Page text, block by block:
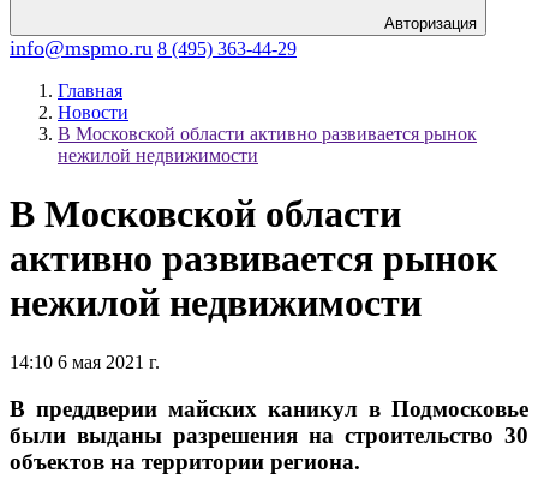
Авторизация
info@mspmo.ru 8 (495) 363-44-29
Главная
Новости
В Московской области активно развивается рынок
нежилой недвижимости
В Московской области
активно развивается рынок
нежилой недвижимости
14:10 6 мая 2021 г.
В преддверии майских каникул в Подмосковье
были выданы разрешения на строительство 30
объектов на территории региона.